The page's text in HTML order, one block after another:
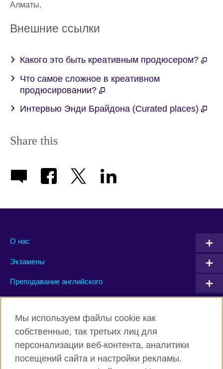
Алматы.
Внешние ссылки
Какого это быть креативным продюсером?
Что самое сложное в креативном
продюсировании?
Интервью Энди Брайдона (Curated places)
Share this
О нас
Экзамены
Преподавание английского
Twitter
Instagram YouTube
Мы используем файлы cookie как
собственные, так третьих лиц для
персонализации веб-контента, аналитики
посещений сайта и настройки рекламы.